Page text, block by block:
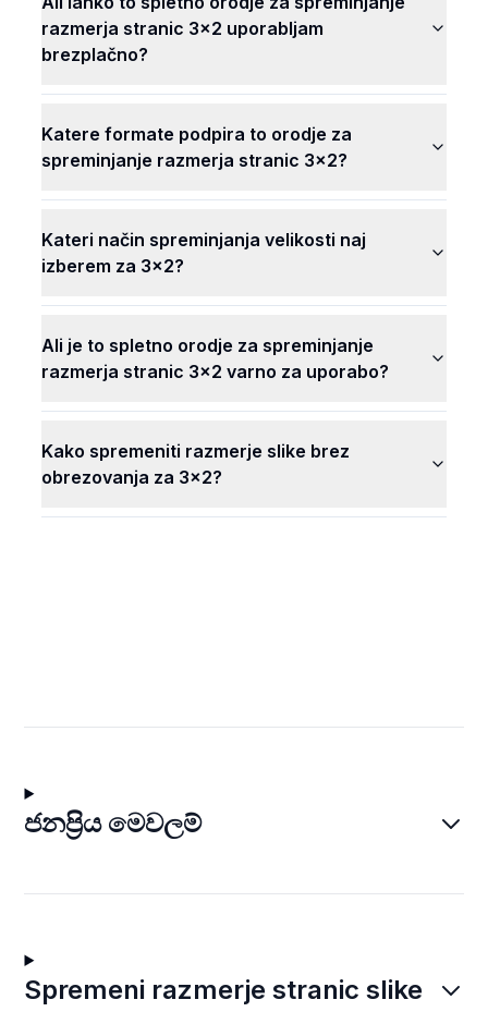
razmerja stranic 3x2 uporabljam
brezplačno?
Katere formate podpira to orodje za
spreminjanje razmerja stranic 3x2?
Kateri način spreminjanja velikosti naj
izberem za 3x2?
Ali je to spletno orodje za spreminjanje
razmerja stranic 3x2 varno za uporabo?
Kako spremeniti razmerje slike brez
obrezovanja za 3x2?
ජනප්‍රිය මෙවලම්
Spremeni razmerje stranic slike